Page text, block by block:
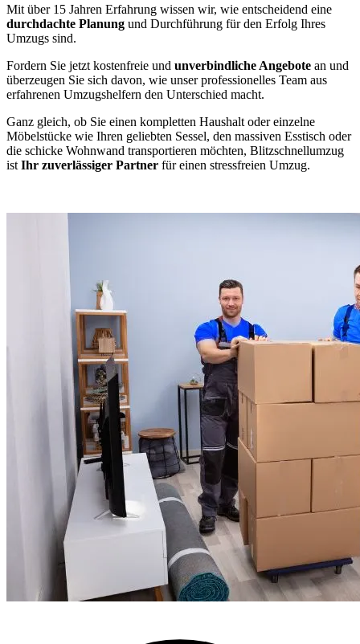
Mit über 15 Jahren Erfahrung wissen wir, wie entscheidend eine
durchdachte Planung und Durchführung für den Erfolg Ihres
Umzugs sind.
Fordern Sie jetzt kostenfreie und unverbindliche Angebote an und
überzeugen Sie sich davon, wie unser professionelles Team aus
erfahrenen Umzugshelfern den Unterschied macht.
Ganz gleich, ob Sie einen kompletten Haushalt oder einzelne
Möbelstücke wie Ihren geliebten Sessel, den massiven Esstisch oder
die schicke Wohnwand transportieren möchten, Blitzschnellumzug
ist Ihr zuverlässiger Partner für einen stressfreien Umzug.